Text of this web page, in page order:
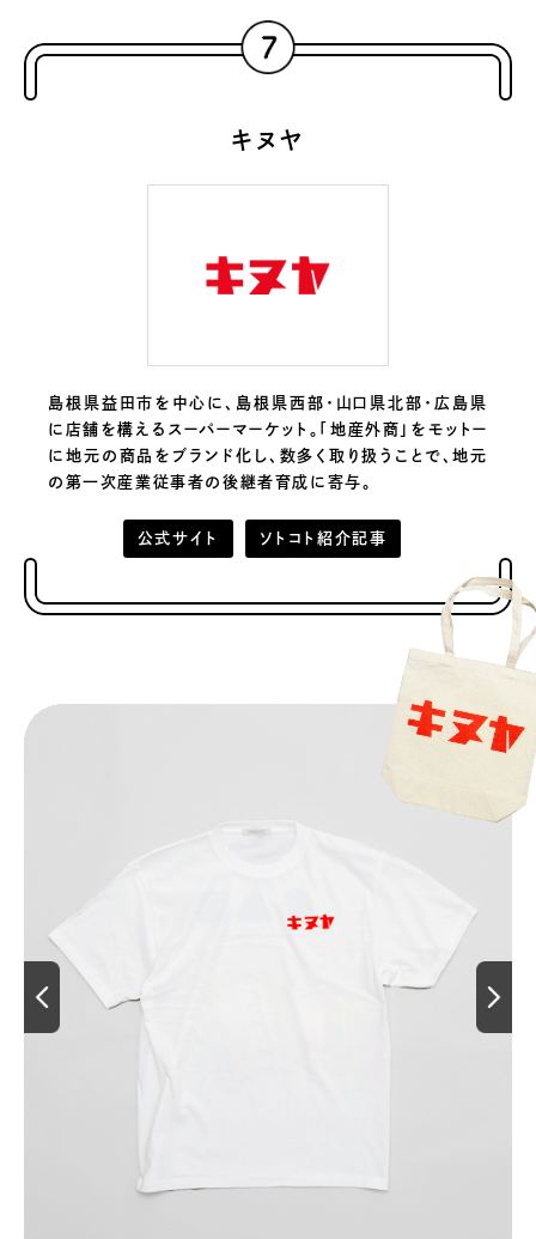
キヌヤ
島根県益田市を中心に、島根県西部・山口県北部・広島県
に店舗を構えるスーパーマーケット。「地産外商」をモットー
に地元の商品をブランド化し、数多く取り扱うことで、地元
の第一次産業従事者の後継者育成に寄与。
公式サイト ソトコト紹介記事